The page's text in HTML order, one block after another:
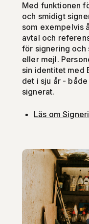
Med funktionen
och smidigt
som exempelvis
avtal och
för signering och
eller mejl.
sin identitet med
det i sju år -
signerat.
Läs om